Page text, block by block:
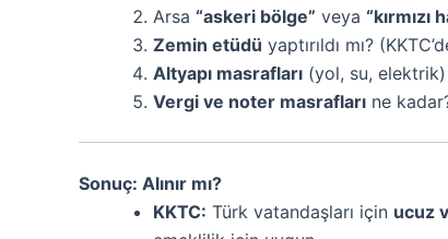
Arsa “askeri bölge” veya “kırmızı
Zemin etüdü yaptırıldı mı?
Altyapı masrafları (yol, su,
Vergi ve noter masrafları ne
Sonuç: Alınır mı?
KKTC: Türk vatandaşları için ucuz